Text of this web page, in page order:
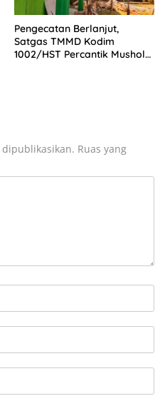
Pengecatan Berlanjut,
Satgas TMMD Kodim
1002/HST Percantik Mushola
Ruas yang